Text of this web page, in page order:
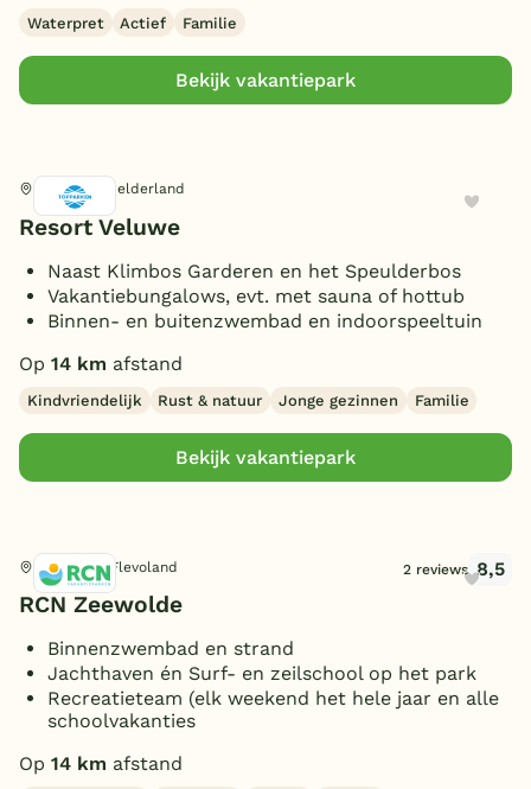
Waterpret Actief Familie
Bekijk vakantiepark
Garderen, Gelderland
Resort Veluwe
Naast Klimbos Garderen en het Speulderbos
Vakantiebungalows, evt. met sauna of hottub
Binnen- en buitenzwembad en indoorspeeltuin
Op 14 km afstand
Kindvriendelijk Rust & natuur Jonge gezinnen Familie
Bekijk vakantiepark
Zeewolde, Flevoland 2 reviews 8,5
RCN Zeewolde
Binnenzwembad en strand
Jachthaven én Surf- en zeilschool op het park
Recreatieteam (elk weekend het hele jaar en alle
schoolvakanties
Op 14 km afstand